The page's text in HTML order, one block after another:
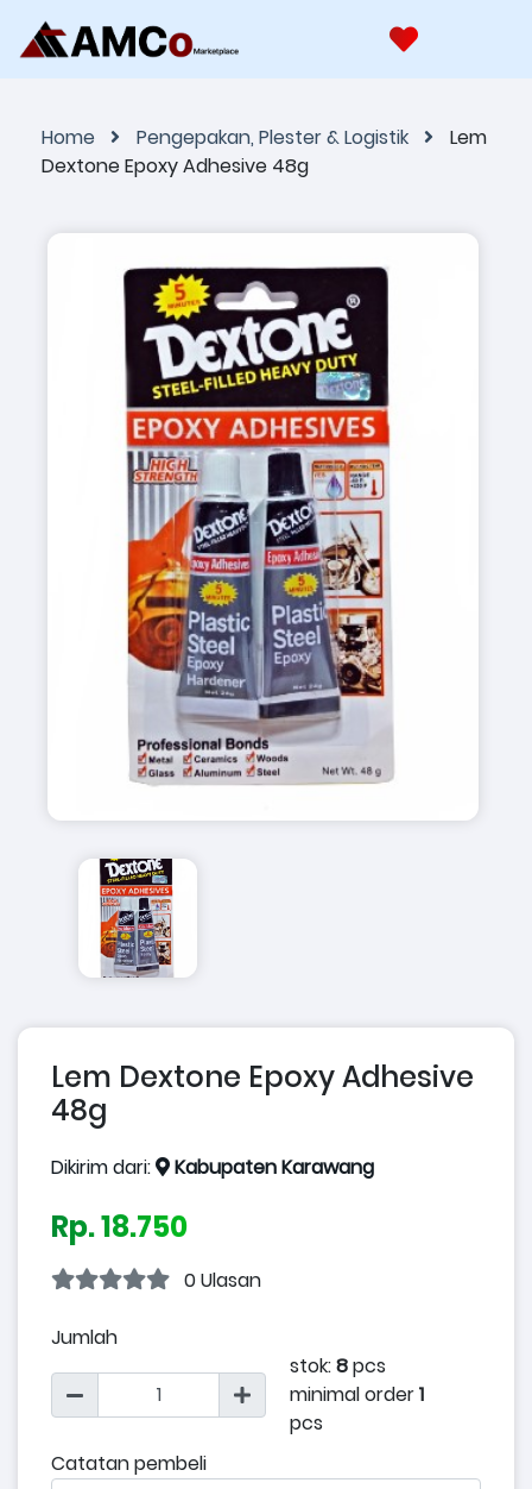
Home Pengepakan, Plester & Logistik
Lem
Dextone Epoxy Adhesive 48g
Lem Dextone Epoxy Adhesive
48g
Dikirim dari: Kabupaten Karawang
Rp. 18.750
0 Ulasan
Jumlah
stok:8pcs
minimal order1
pcs
Catatan pembeli